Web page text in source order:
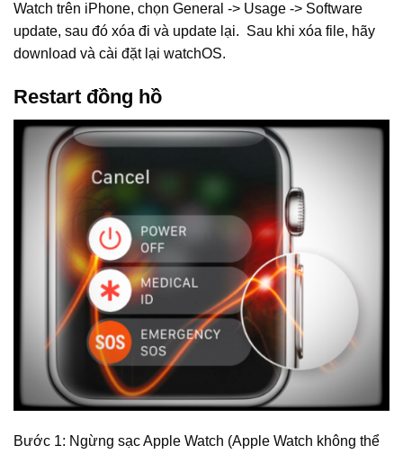
Watch trên iPhone, chọn General -> Usage -> Software
update, sau đó xóa đi và update lại. Sau khi xóa file, hãy
download và cài đặt lại watchOS.
Restart đồng hồ
Bước 1: Ngừng sạc Apple Watch (Apple Watch không thể